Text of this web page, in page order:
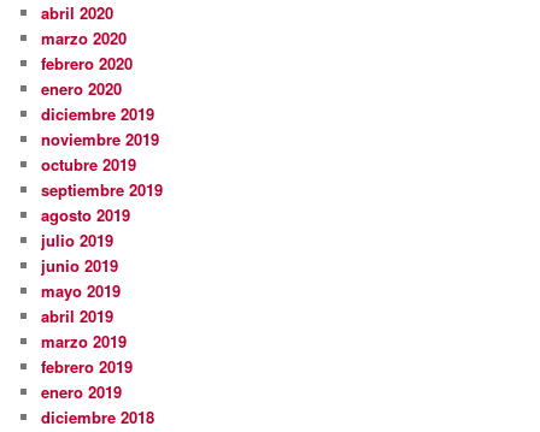
abril 2020
marzo 2020
febrero 2020
enero 2020
diciembre 2019
noviembre 2019
octubre 2019
septiembre 2019
agosto 2019
julio 2019
junio 2019
mayo 2019
abril 2019
marzo 2019
febrero 2019
enero 2019
diciembre 2018